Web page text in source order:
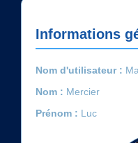
Informations
Nom d'utilisateur :
Nom : Mercier
Prénom : Luc